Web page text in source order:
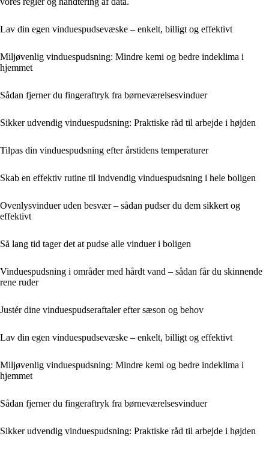
Lav din egen vinduespudsevæske – enkelt, billigt og effektivt
Miljøvenlig vinduespudsning: Mindre kemi og bedre indeklima i
hjemmet
Sådan fjerner du fingeraftryk fra børneværelsesvinduer
Sikker udvendig vinduespudsning: Praktiske råd til arbejde i højden
Tilpas din vinduespudsning efter årstidens temperaturer
Skab en effektiv rutine til indvendig vinduespudsning i hele boligen
Ovenlysvinduer uden besvær – sådan pudser du dem sikkert og
effektivt
Så lang tid tager det at pudse alle vinduer i boligen
Vinduespudsning i områder med hårdt vand – sådan får du skinnende
rene ruder
Justér dine vinduespudseraftaler efter sæson og behov
Lav din egen vinduespudsevæske – enkelt, billigt og effektivt
Miljøvenlig vinduespudsning: Mindre kemi og bedre indeklima i
hjemmet
Sådan fjerner du fingeraftryk fra børneværelsesvinduer
Sikker udvendig vinduespudsning: Praktiske råd til arbejde i højden